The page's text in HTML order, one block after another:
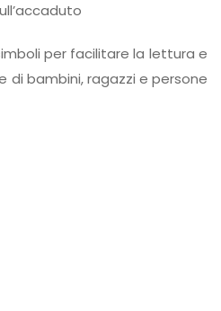
per facilitare la lettura e
di bambini, ragazzi e persone